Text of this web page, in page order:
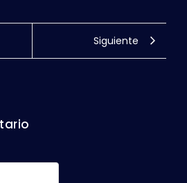
Siguiente